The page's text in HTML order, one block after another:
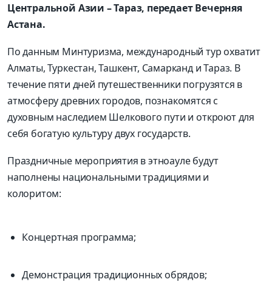
Центральной Азии – Тараз, передает Вечерняя
Астана.
По данным Минтуризма, международный тур охватит
Алматы, Туркестан, Ташкент, Самарканд и Тараз. В
течение пяти дней путешественники погрузятся в
атмосферу древних городов, познакомятся с
духовным наследием Шелкового пути и откроют для
себя богатую культуру двух государств.
Праздничные мероприятия в этноауле будут
наполнены национальными традициями и
колоритом:
Концертная программа;
Демонстрация традиционных обрядов;